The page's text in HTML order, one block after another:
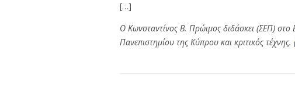
[…]
Ο Κωνσταντίνος Β. Πρώιμος διδάσκει (ΣΕΠ) στο
Πανεπιστημίου της Κύπρου και κριτικός τέχνης.